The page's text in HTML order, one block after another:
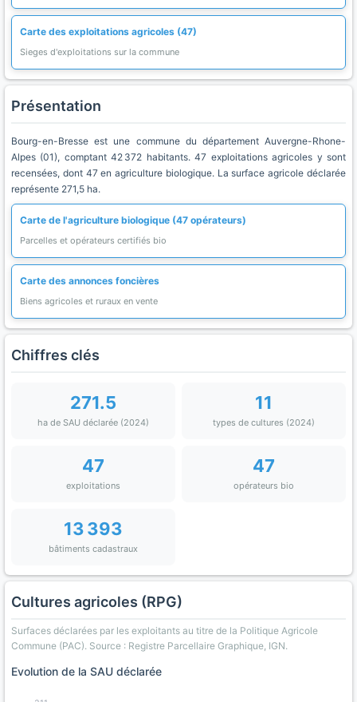
Carte des exploitations agricoles (47)
Sieges d'exploitations sur la commune
Présentation
Bourg-en-Bresse est une commune du département Auvergne-Rhone-
Alpes (01), comptant 42 372 habitants. 47 exploitations agricoles y sont
recensées, dont 47 en agriculture biologique. La surface agricole déclarée
représente 271,5 ha.
Carte de l'agriculture biologique (47 opérateurs)
Parcelles et opérateurs certifiés bio
Carte des annonces foncières
Biens agricoles et ruraux en vente
Chiffres clés
271.5
ha de SAU déclarée (2024)
11
types de cultures (2024)
47
exploitations
47
opérateurs bio
13 393
bâtiments cadastraux
Cultures agricoles (RPG)
Surfaces déclarées par les exploitants au titre de la Politique Agricole
Commune (PAC). Source : Registre Parcellaire Graphique, IGN.
Evolution de la SAU déclarée